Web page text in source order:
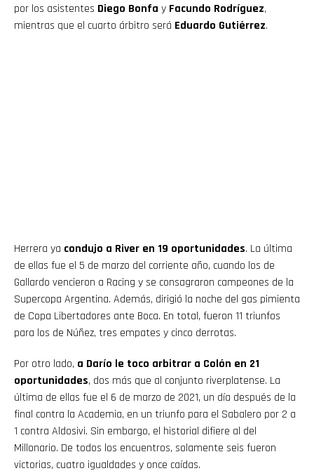
por los asistentes Diego Bonfa y Facundo Rodríguez,
mientras que el cuarto árbitro será Eduardo Gutiérrez.
Herrera ya condujo a River en 19 oportunidades. La última
de ellas fue el 5 de marzo del corriente año, cuando los de
Gallardo vencieron a Racing y se consagraron campeones de la
Supercopa Argentina. Además, dirigió la noche del gas pimienta
de Copa Libertadores ante Boca. En total, fueron 11 triunfos
para los de Núñez, tres empates y cinco derrotas.
Por otro lado, a Darío le toco arbitrar a Colón en 21
oportunidades, dos más que al conjunto riverplatense. La
última de ellas fue el 6 de marzo de 2021, un día después de la
final contra la Academia, en un triunfo para el Sabalero por 2 a
1 contra Aldosivi. Sin embargo, el historial difiere al del
Millonario. De todos los encuentros, solamente seis fueron
victorias, cuatro igualdades y once caídas.
Flipboard
Reddit
Pinterest
Whatsapp